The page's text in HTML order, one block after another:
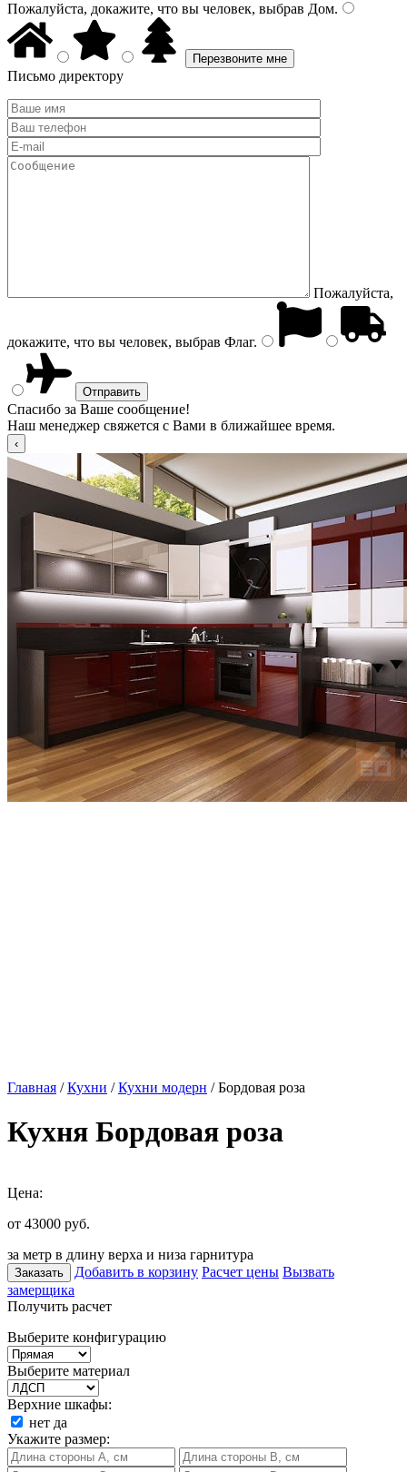
Пожалуйста, докажите, что вы человек, выбрав Дом.
Письмо директору
Пожалуйста,
докажите, что вы человек, выбрав Флаг.
Спасибо за Ваше сообщение!
Наш менеджер свяжется с Вами в ближайшее время.
Главная /Кухни /Кухни модерн / Бордовая роза
Кухня Бордовая роза
Цена:
от 43000 руб.
за метр в длину верха и низа гарнитура
Заказать Добавить в корзину Расчет цены Вызвать
замерщика
Получить расчет
Выберите конфигурацию
Выберите материал
Верхние шкафы:
нет да
Укажите размер: